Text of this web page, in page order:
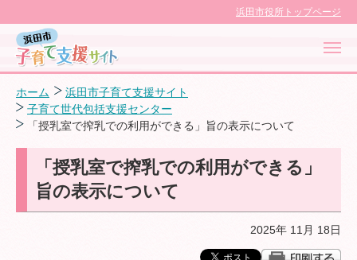
浜田市役所トップページ
浜田市子育て応援サイト
ホーム
浜田市子育て支援サイト
子育て世代包括支援センター
「授乳室で搾乳での利用ができる」旨の表示について
「授乳室で搾乳での利用ができる」
旨の表示について
2025年 11月 18日